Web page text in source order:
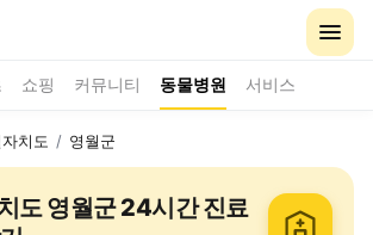
쇼핑 커뮤니티 동물병원 서비스
치도 / 영월군
도 영월군 24시간 진료